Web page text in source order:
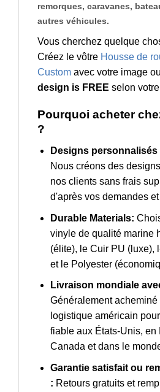
remorques, caravanes,
autres véhicules.
Vous cherchez quelque
Créez le vôtre Housse de
Custom avec votre image
design is FREE selon
Pourquoi acheter
?
Designs personnalisés
Nous créons des
nos clients sans frais
d'après vos demandes
Durable Materials:
vinyle de qualité marine
(élite), le Cuir PU (luxe),
et le Polyester
Livraison mondiale
Généralement
logistique américain
fiable aux États-Unis, en
Canada et dans le
Garantie satisfait ou
: Retours gratuits et